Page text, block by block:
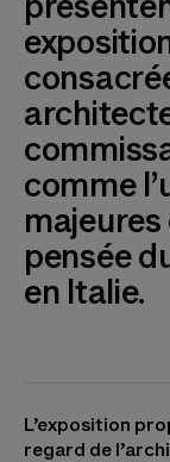
comme
majeures
pensée
en Italie.
L’exposition
regard de